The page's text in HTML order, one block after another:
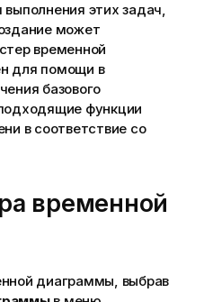
этих задач,
может
временной
для помощи в
базового
функции
в соответствие со
временной
диаграммы, выбрав